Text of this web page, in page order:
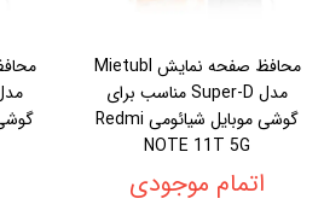
محافظ صفحه نمایش Mietubl
مدل Super-D مناسب برای
گوشی موبایل شیائومی Redmi
NOTE 11T 5G
اتمام موجودی